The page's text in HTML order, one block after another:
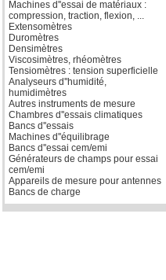
Machines d''essai de matériaux :
compression, traction, flexion, ...
Extensomètres
Duromètres
Densimètres
Viscosimètres, rhéomètres
Tensiomètres : tension superficielle
Analyseurs d''humidité,
humidimètres
Autres instruments de mesure
Chambres d''essais climatiques
Bancs d''essais
Machines d''équilibrage
Bancs d''essai cem/emi
Générateurs de champs pour essai
cem/emi
Appareils de mesure pour antennes
Bancs de charge